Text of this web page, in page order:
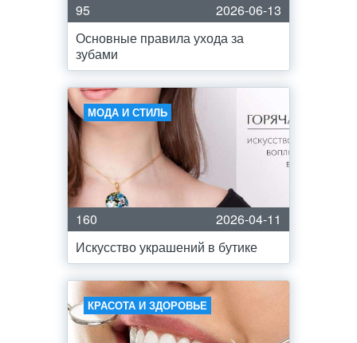
95
2026-06-13
Основные правила ухода за
зубами
МОДА И СТИЛЬ
160
2026-04-11
Искусство украшений в бутике
КРАСОТА И ЗДОРОВЬЕ